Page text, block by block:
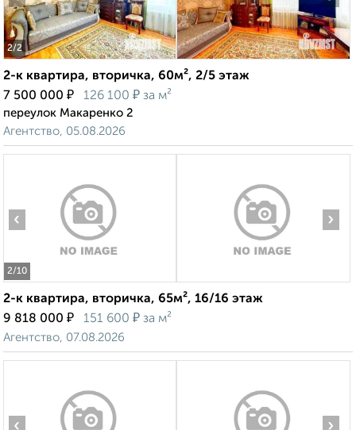
2/2
2-к квартира, вторичка, 60м², 2/5 этаж
7 500 000 ₽ 126 100 ₽ за м²
переулок Макаренко 2
Агентство, 05.08.2026
2/10
‹ ›
2-к квартира, вторичка, 65м², 16/16 этаж
9 818 000 ₽ 151 600 ₽ за м²
Агентство, 07.08.2026
‹ ›